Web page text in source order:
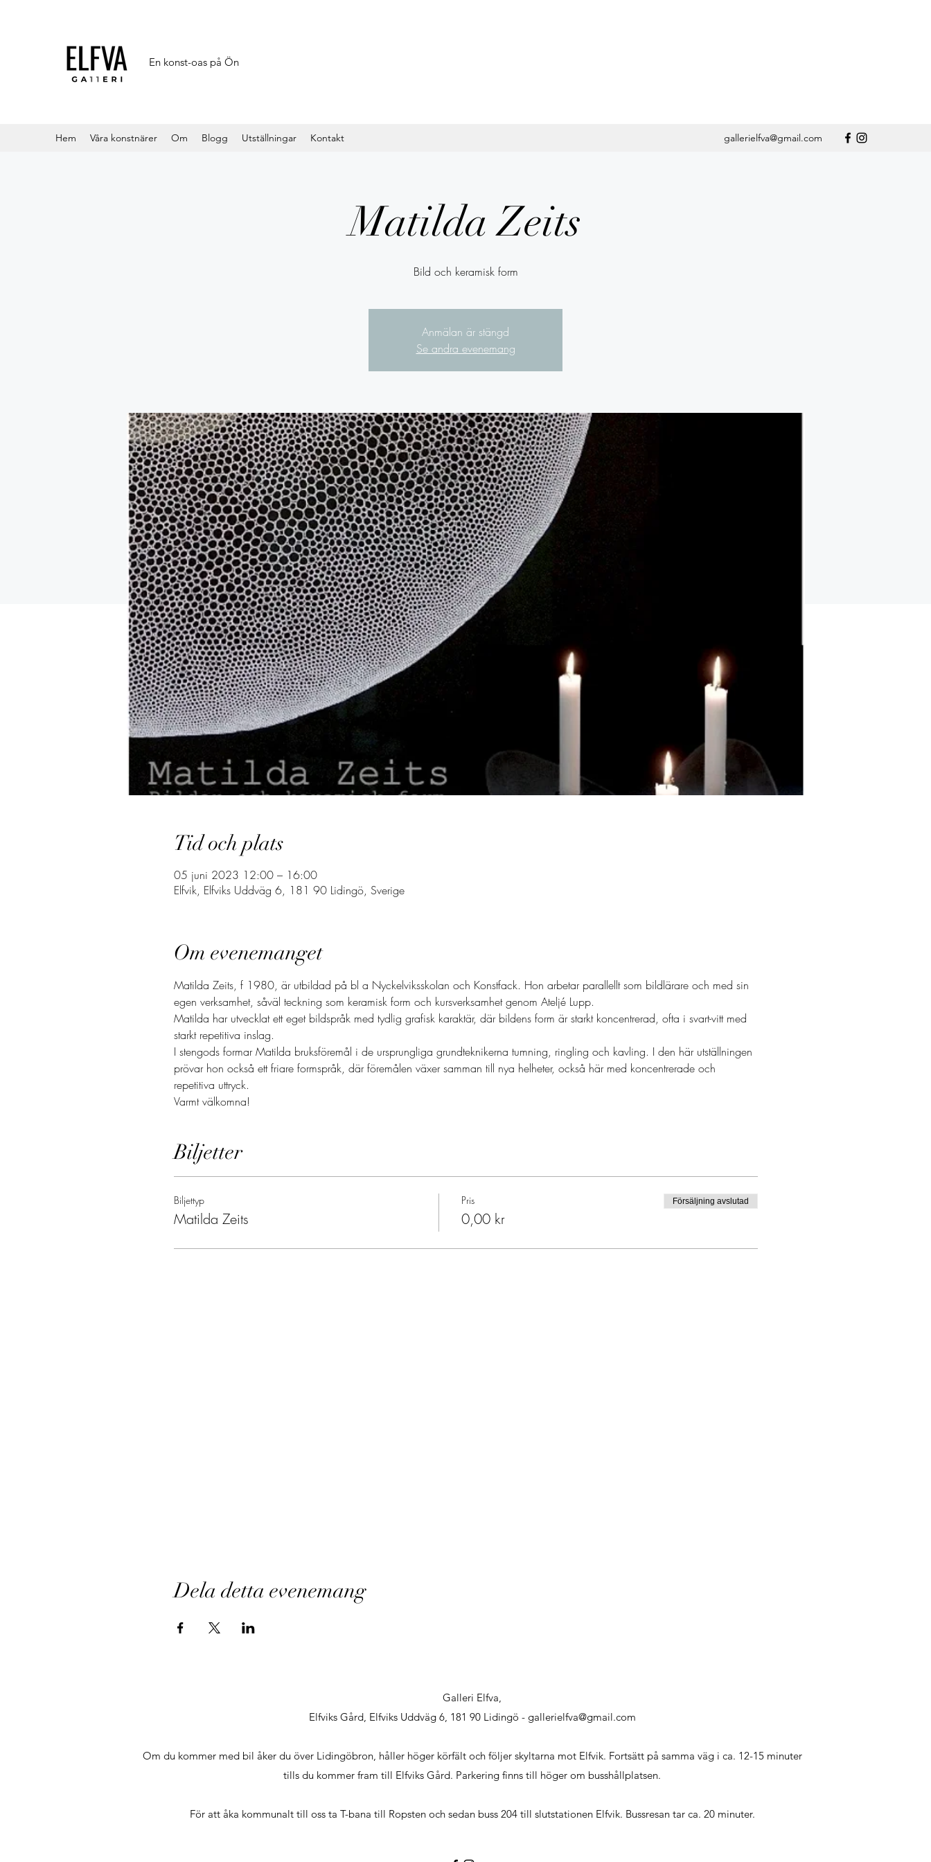
En konst-oas på Ön
Hem Våra konstnärer Om Blogg Utställningar Kontakt gallerielfva@gmail.com
Matilda Zeits
Bild och keramisk form
Anmälan är stängd
Se andra evenemang
Tid och plats
05 juni 2023 12:00 – 16:00
Elfvik, Elfviks Uddväg 6, 181 90 Lidingö, Sverige
Om evenemanget
Matilda Zeits, f 1980, är utbildad på bl a Nyckelviksskolan och Konstfack. Hon arbetar parallellt som bildlärare och med sin
egen verksamhet, såväl teckning som keramisk form och kursverksamhet genom Ateljé Lupp.
Matilda har utvecklat ett eget bildspråk med tydlig grafisk karaktär, där bildens form är starkt koncentrerad, ofta i svart-vitt med
starkt repetitiva inslag.
I stengods formar Matilda bruksföremål i de ursprungliga grundteknikerna tumning, ringling och kavling. I den här utställningen
prövar hon också ett friare formspråk, där föremålen växer samman till nya helheter, också här med koncentrerade och
repetitiva uttryck.
Varmt välkomna!
Biljetter
Biljettyp
Matilda Zeits
Pris
0,00 kr
Försäljning avslutad
Dela detta evenemang
Galleri Elfva,
Elfviks Gård, Elfviks Uddväg 6, 181 90 Lidingö - gallerielfva@gmail.com
Om du kommer med bil åker du över Lidingöbron, håller höger körfält och följer skyltarna mot Elfvik. Fortsätt på samma väg i ca. 12-15 minuter
tills du kommer fram till Elfviks Gård. Parkering finns till höger om busshållplatsen.
För att åka kommunalt till oss ta T-bana till Ropsten och sedan buss 204 till slutstationen Elfvik. Bussresan tar ca. 20 minuter.